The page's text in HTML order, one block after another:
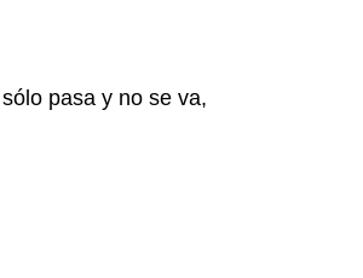
pasa y no se va,